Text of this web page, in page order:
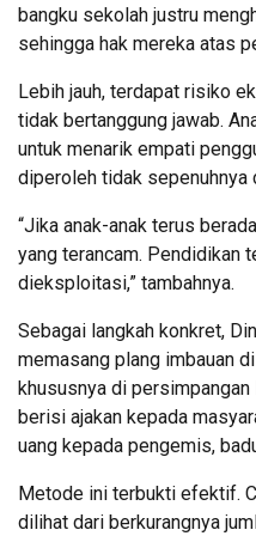
bangku sekolah justru
sehingga hak mereka atas
Lebih jauh, terdapat risiko
tidak bertanggung jawab.
untuk menarik empati
diperoleh tidak sepenuhnya
“Jika anak-anak terus
yang terancam. Pendidikan
dieksploitasi,” tambahnya.
Sebagai langkah konkret,
memasang plang imbauan
khususnya di
berisi ajakan kepada
uang kepada pengemis,
Metode ini terbukti efektif.
dilihat dari berkurangnya